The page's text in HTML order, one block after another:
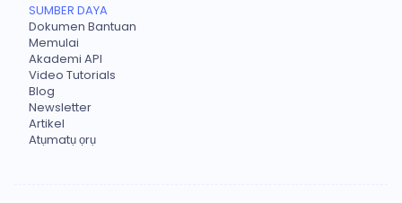
SUMBER DAYA
Dokumen Bantuan
Memulai
Akademi API
Video Tutorials
Blog
Newsletter
Artikel
Atụmatụ ọrụ